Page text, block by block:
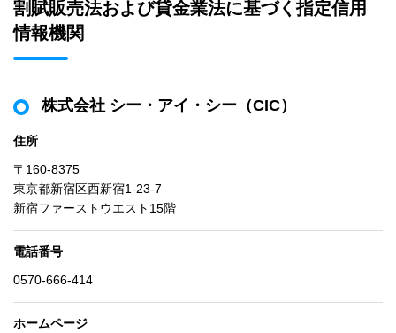
割賦販売法および貸金業法に基づく指定信用
情報機関
株式会社 シー・アイ・シー（CIC）
住所
〒160-8375
東京都新宿区西新宿1-23-7
新宿ファーストウエスト15階
電話番号
0570-666-414
ホームページ